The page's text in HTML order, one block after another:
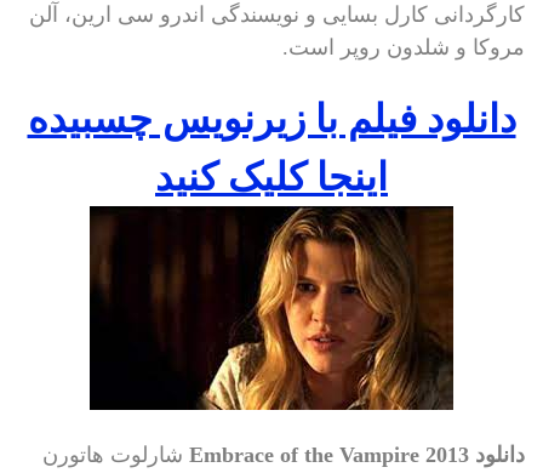
کارگردانی کارل بسایی و نویسندگی اندرو سی ارین، آلن
مروکا و شلدون روپر است.
دانلود فيلم با زيرنويس چسبيده
اينجا کليک کنيد
دانلود Embrace of the Vampire 2013
شارلوت هاتورن